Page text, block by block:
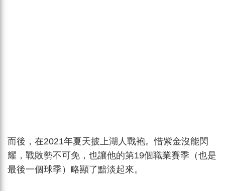
而後，在2021年夏天披上湖人戰袍。惜紫金沒能閃
耀，戰敗勢不可免，也讓他的第19個職業賽季（也是
最後一個球季）略顯了黯淡起來。